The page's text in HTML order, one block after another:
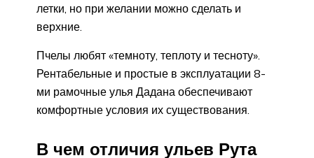
летки, но при желании можно сделать и
верхние.
Пчелы любят «темноту, теплоту и тесноту».
Рентабельные и простые в эксплуатации 8-
ми рамочные улья Дадана обеспечивают
комфортные условия их существования.
В чем отличия ульев Рута